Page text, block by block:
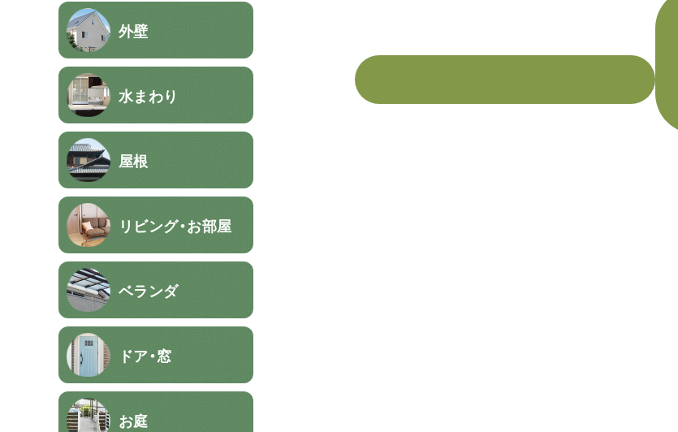
外壁
水まわり
屋根
リビング・お部屋
ベランダ
ドア・窓
お庭